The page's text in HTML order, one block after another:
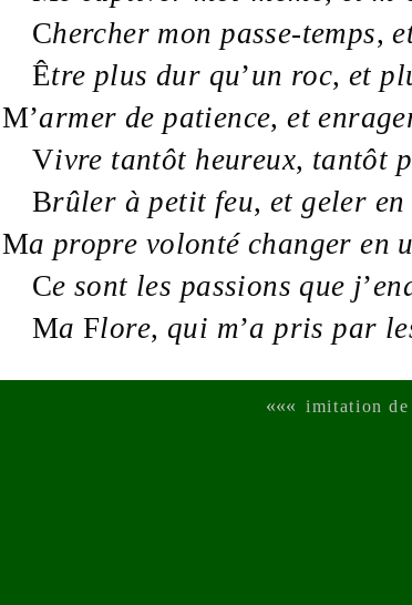
Chercher mon passe-temps,
Être plus dur qu’un roc, et
M’armer de patience, et
Vivre tantôt heureux, tantôt
Brûler à petit feu, et geler
Ma propre volontéchanger en
Ce sont les passions que j’
MaFlore, qui m’a pris par
««« imitation